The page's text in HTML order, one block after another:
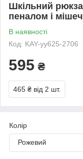
Шкільний
пеналом і
В наявності
Код: KAY-yy625-2706
595 ₴
465 ₴ від 2 шт.
Колір
Рожевий